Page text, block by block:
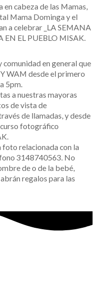
cabeza de las Mamas,
Mama Dominga y el
a celebrar _LA SEMANA
EL PUEBLO MISAK.
en general que
WAM desde el primero
5pm.
a nuestras mayoras
de vista de
de llamadas, y desde
fotográfico
foto relacionada con la
3148740563. No
de o de la bebé,
regalos para las